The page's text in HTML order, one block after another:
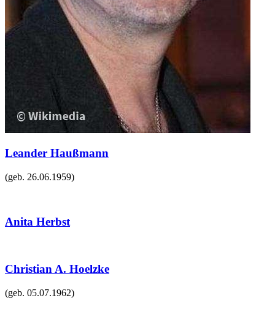
Leander Haußmann
(geb. 26.06.1959)
Anita Herbst
Christian A. Hoelzke
(geb. 05.07.1962)